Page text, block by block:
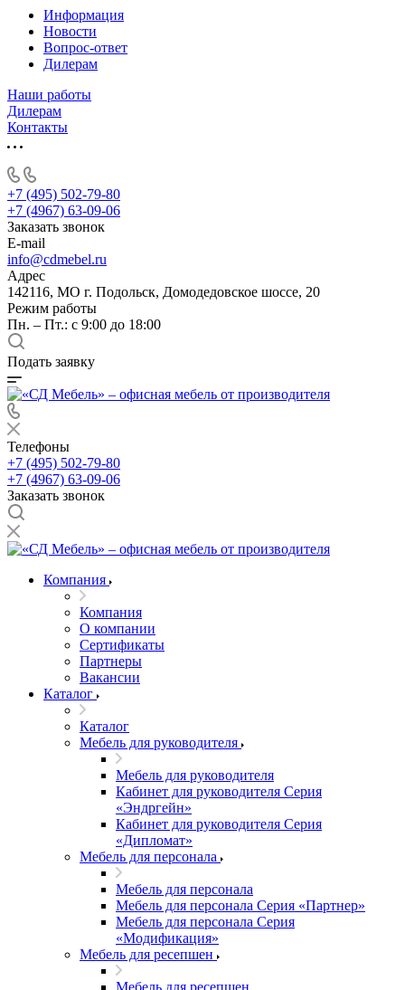
Информация
Новости
Вопрос-ответ
Дилерам
Наши работы
Дилерам
Контакты
+7 (495) 502-79-80
+7 (4967) 63-09-06
Заказать звонок
E-mail
info@cdmebel.ru
Адрес
142116, МО г. Подольск, Домодедовское шоссе, 20
Режим работы
Пн. – Пт.: с 9:00 до 18:00
Подать заявку
Телефоны
+7 (495) 502-79-80
+7 (4967) 63-09-06
Заказать звонок
Компания
Компания
О компании
Сертификаты
Партнеры
Вакансии
Каталог
Каталог
Мебель для руководителя
Мебель для руководителя
Кабинет для руководителя Серия
«Эндргейн»
Кабинет для руководителя Серия
«Дипломат»
Мебель для персонала
Мебель для персонала
Мебель для персонала Серия «Партнер»
Мебель для персонала Серия
«Модификация»
Мебель для ресепшен
Мебель для ресепшен